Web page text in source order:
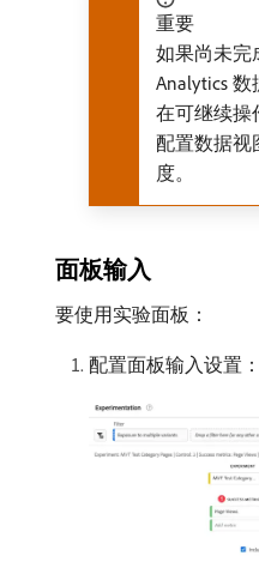
重要
如果尚未完
Analytics
在可继续操
配置数据视
度。
面板输入
要使用实验面板：
配置面板输入设置：